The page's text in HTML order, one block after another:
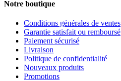
Notre boutique
Conditions générales de ventes
Garantie satisfait ou remboursé
Paiement sécurisé
Livraison
Politique de confidentialité
Nouveaux produits
Promotions